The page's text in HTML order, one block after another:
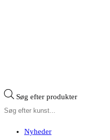
Søg efter produkter
Nyheder